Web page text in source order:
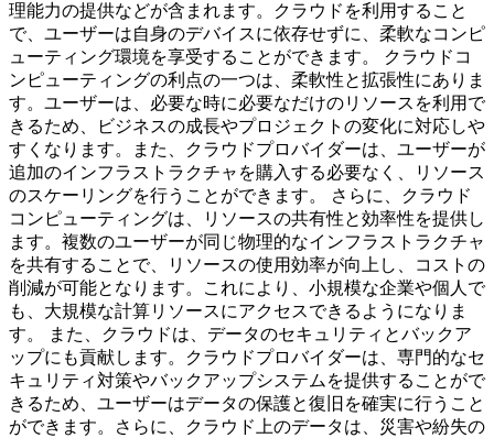
理能力の提供などが含まれます。クラウドを利用すること
で、ユーザーは自身のデバイスに依存せずに、柔軟なコンピ
ューティング環境を享受することができます。 クラウドコ
ンピューティングの利点の一つは、柔軟性と拡張性にありま
す。ユーザーは、必要な時に必要なだけのリソースを利用で
きるため、ビジネスの成長やプロジェクトの変化に対応しや
すくなります。また、クラウドプロバイダーは、ユーザーが
追加のインフラストラクチャを購入する必要なく、リソース
のスケーリングを行うことができます。 さらに、クラウド
コンピューティングは、リソースの共有性と効率性を提供し
ます。複数のユーザーが同じ物理的なインフラストラクチャ
を共有することで、リソースの使用効率が向上し、コストの
削減が可能となります。これにより、小規模な企業や個人で
も、大規模な計算リソースにアクセスできるようになりま
す。 また、クラウドは、データのセキュリティとバックア
ップにも貢献します。クラウドプロバイダーは、専門的なセ
キュリティ対策やバックアップシステムを提供することがで
きるため、ユーザーはデータの保護と復旧を確実に行うこと
ができます。さらに、クラウド上のデータは、災害や紛失の